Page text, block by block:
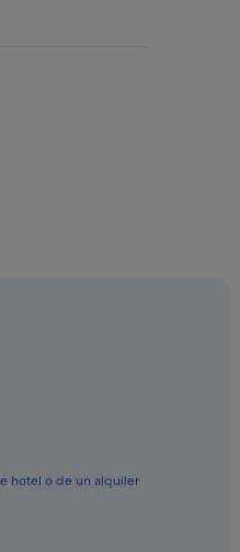
hotel o de un alquiler